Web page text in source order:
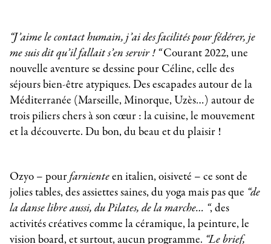
“J’aime le contact humain, j’ai des facilités pour fédérer, je
me suis dit qu’il fallait s’en servir ! “Courant 2022, une
nouvelle aventure se dessine pour Céline, celle des
séjours bien-être atypiques. Des escapades autour de la
Méditerranée (Marseille, Minorque, Uzès…) autour de
trois piliers chers à son cœur : la cuisine, le mouvement
et la découverte. Du bon, du beau et du plaisir !
Ozyo – pourfarnienteen italien, oisiveté – ce sont de
jolies tables, des assiettes saines, du yoga mais pas que “de
la danse libre aussi, du Pilates, de la marche… “, des
activités créatives comme la céramique, la peinture, le
vision board, et surtout, aucun programme. “Le brief,